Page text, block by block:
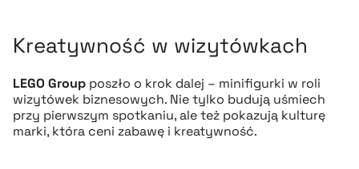
Kreatywność w wizytówkach
LEGO Group poszło o krok dalej – minifigurki w roli
wizytówek biznesowych. Nie tylko budują uśmiech
przy pierwszym spotkaniu, ale też pokazują kulturę
marki, która ceni zabawę i kreatywność.